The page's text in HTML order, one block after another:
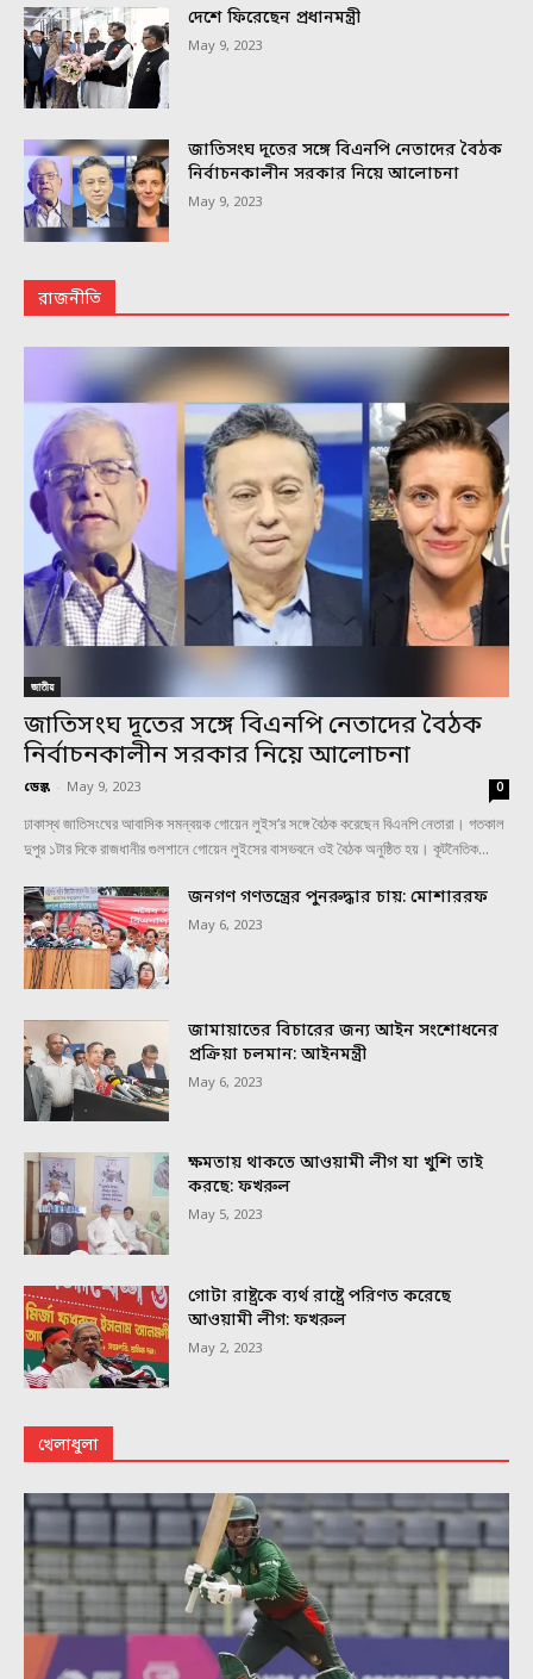
দেশে ফিরেছেন প্রধানমন্ত্রী
May 9, 2023
জাতিসংঘ দূতের সঙ্গে বিএনপি নেতাদের বৈঠক
নির্বাচনকালীন সরকার নিয়ে আলোচনা
May 9, 2023
রাজনীতি
জাতীয়
জাতিসংঘ দূতের সঙ্গে বিএনপি নেতাদের বৈঠক
নির্বাচনকালীন সরকার নিয়ে আলোচনা
ডেস্ক - May 9, 2023 0
ঢাকাস্থ জাতিসংঘের আবাসিক সমন্বয়ক গোয়েন লুইস’র সঙ্গে বৈঠক করেছেন বিএনপি নেতারা। গতকাল
দুপুর ১টার দিকে রাজধানীর গুলশানে গোয়েন লুইসের বাসভবনে ওই বৈঠক অনুষ্ঠিত হয়। কূটনৈতিক...
জনগণ গণতন্ত্রের পুনরুদ্ধার চায়: মোশাররফ
May 6, 2023
জামায়াতের বিচারের জন্য আইন সংশোধনের
প্রক্রিয়া চলমান: আইনমন্ত্রী
May 6, 2023
ক্ষমতায় থাকতে আওয়ামী লীগ যা খুশি তাই
করছে: ফখরুল
May 5, 2023
গোটা রাষ্ট্রকে ব্যর্থ রাষ্ট্রে পরিণত করেছে
আওয়ামী লীগ: ফখরুল
May 2, 2023
খেলাধুলা